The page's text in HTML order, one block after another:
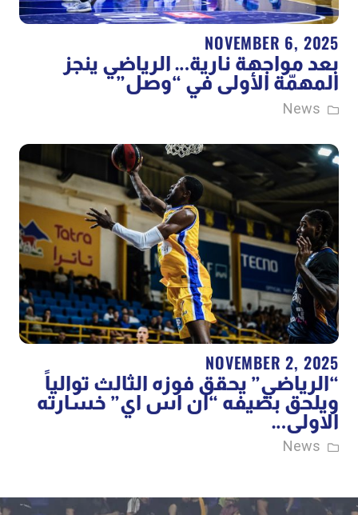
NOVEMBER 6, 2025
بعد مواجهة نارية… الرياضي ينجز
المهمّة الأولى في “وصل”
News
NOVEMBER 2, 2025
“الرياضي” يحقق فوزه الثالث توالياً
ويلحق بضيفه “ان اس اي” خسارته
الاولى…
News